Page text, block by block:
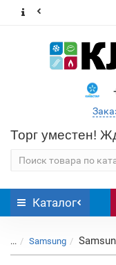
Торг уместен!
Каталог
... Samsung